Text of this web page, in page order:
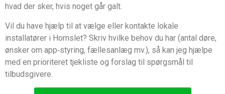
hvad der sker, hvis noget går galt.
Vil du have hjælp til at vælge eller kontakte lokale
installatører i Hornslet? Skriv hvilke behov du har (antal døre,
ønsker om app‑styring, fællesanlæg mv.), så kan jeg hjælpe
med en prioriteret tjekliste og forslag til spørgsmål til
tilbudsgivere.